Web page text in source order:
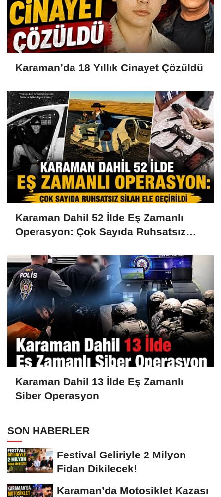
Karaman’da 18 Yıllık Cinayet Çözüldü
Karaman Dahil 52 İlde Eş Zamanlı
Operasyon: Çok Sayıda Ruhsatsız
Karaman Dahil 13 İlde Eş Zamanlı
Siber Operasyon
SON HABERLER
Festival Geliriyle 2 Milyon
Fidan Dikilecek!
Karaman’da Motosiklet Kazası